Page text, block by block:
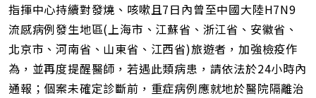
指揮中心持續對發燒、咳嗽且7日內曾至中國大陸H7N9
流感病例發生地區(上海市、江蘇省、浙江省、安徽省、
北京市、河南省、山東省、江西省)旅遊者，加強檢疫作
為，並再度提醒醫師，若遇此類病患，請依法於24小時內
通報；個案未確定診斷前，重症病例應就地於醫院隔離治